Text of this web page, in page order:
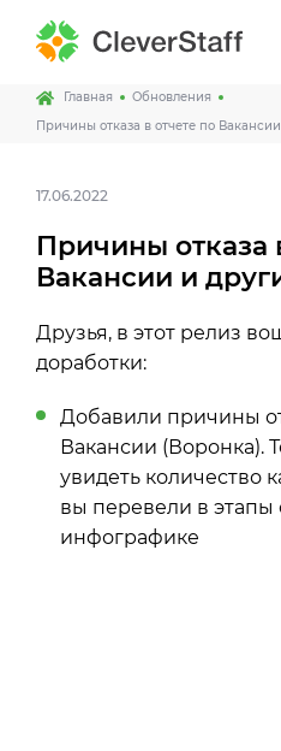
Главная
Обновления
Причины отказа в отчете по
17.06.2022
Причины отказа
Вакансии и
Друзья, в этот релиз
доработки:
Добавили причины
Вакансии (Воронка).
увидеть количество
вы перевели в этапы
инфографике